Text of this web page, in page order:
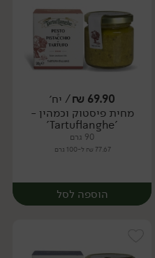
יח׳
69.90
₪/ יח׳
מחית פיסטוק וכמהין -
'Tartuflanghe'
90 גרם
77.67 ₪ ל-100 גרם
הוספה לסל